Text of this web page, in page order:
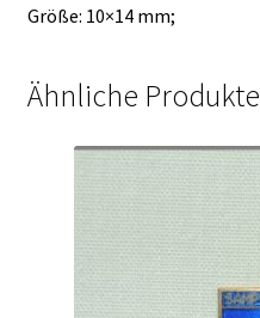
Größe: 10×14 mm;
Ähnliche Produkte